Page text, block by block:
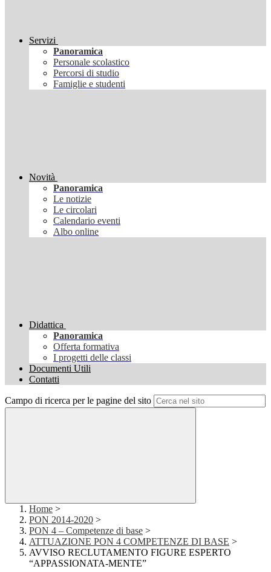
Servizi
Panoramica
Personale scolastico
Percorsi di studio
Famiglie e studenti
Novità
Panoramica
Le notizie
Le circolari
Calendario eventi
Albo online
Didattica
Panoramica
Offerta formativa
I progetti delle classi
Documenti Utili
Contatti
Campo di ricerca per le pagine del sito
Home >
PON 2014-2020 >
PON 4 – Competenze di base >
ATTUAZIONE PON 4 COMPETENZE DI BASE >
AVVISO RECLUTAMENTO FIGURE ESPERTO
“APPASSIONATA-MENTE”